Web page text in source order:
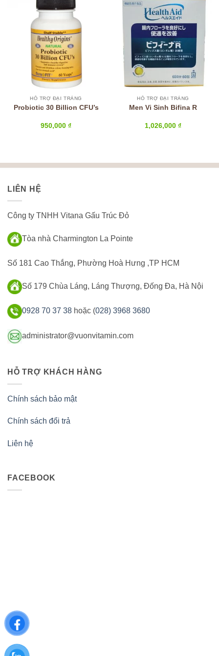
HỖ TRỢ ĐẠI TRÀNG
Probiotic 30 Billion CFU’s
950,000 ₫
HỖ TRỢ ĐẠI TRÀNG
Men Vi Sinh Bifina R
1,026,000 ₫
LIÊN HỆ
Công ty TNHH Vitana Gấu Trúc Đỏ
Tòa nhà Charmington La Pointe
Số 181 Cao Thắng, Phường Hoà Hưng ,TP HCM
Số 179 Chùa Láng, Láng Thượng, Đống Đa, Hà Nội
0928 70 37 38 hoặc (028) 3968 3680
administrator@vuonvitamin.com
HỖ TRỢ KHÁCH HÀNG
Chính sách bảo mật
Chính sách đổi trả
Liên hệ
FACEBOOK